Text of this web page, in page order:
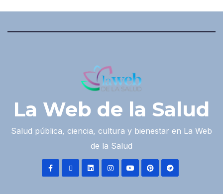
La Web de la Salud
Salud pública, ciencia, cultura y bienestar en La Web
de la Salud